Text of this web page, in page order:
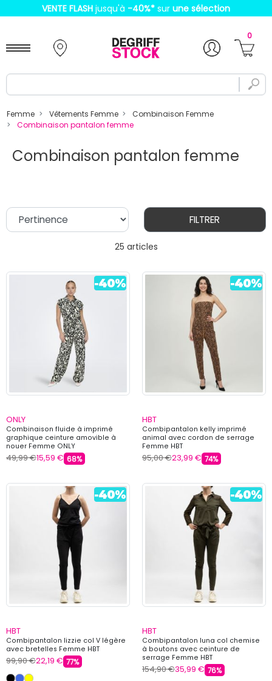
VENTE FLASH jusqu'à -40%* sur une sélection
0
Femme Vêtements Femme
Combinaison Femme
Combinaison pantalon femme
Combinaison pantalon femme
25 articles
FILTRER
ONLY
Combinaison fluide à imprimé
graphique ceinture amovible à
nouer Femme ONLY
49,99 €15,59 € 68%
HBT
Combipantalon kelly imprimé
animal avec cordon de serrage
Femme HBT
95,00 €23,99 € 74%
HBT
Combipantalon lizzie col V légère
avec bretelles Femme HBT
99,90 €22,19 € 77%
HBT
Combipantalon luna col chemise
à boutons avec ceinture de
serrage Femme HBT
154,90 €35,99 € 76%